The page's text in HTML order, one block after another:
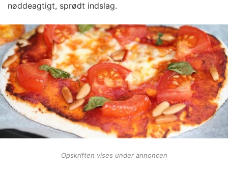
nøddeagtigt, sprødt indslag.
Opskriften vises under annoncen